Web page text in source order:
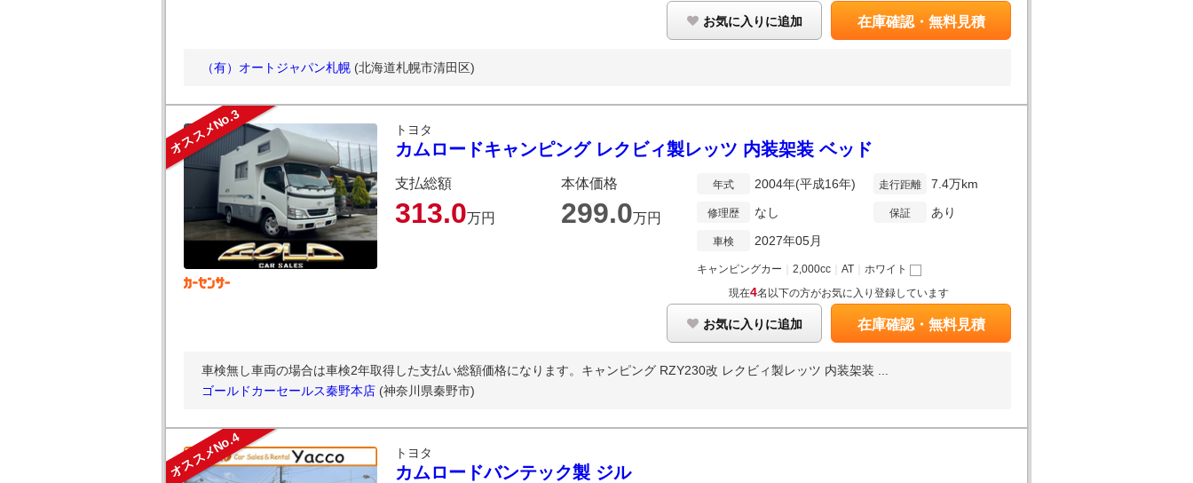
お気に入りに追加 在庫確認・無料見積
（有）オートジャパン札幌 (北海道札幌市清田区)
オススメNo.3 トヨタ
カムロードキャンピング レクビィ製レッツ 内装架装 ベッド
支払総額
313.0万円
本体価格
299.0万円
年式 2004年(平成16年)
修理歴 なし
車検 2027年05月
走行距離 7.4万km
保証 あり
キャンピングカー 2,000cc AT
ホワイト
現在4名以下の方がお気に入り登録しています
お気に入りに追加 在庫確認・無料見積
車検無し車両の場合は車検2年取得した支払い総額価格になります。キャンピング RZY230改 レクビィ製レッツ 内装架装 ...
ゴールドカーセールス秦野本店 (神奈川県秦野市)
オススメNo.4 トヨタ
カムロードバンテック製 ジル